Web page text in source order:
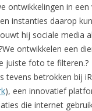
ontwikkelingen in
instanties daarop
hij sociale media
ontwikkelen een
juiste foto te filteren.?
tevens betrokken bij
), een innovatief
die internet